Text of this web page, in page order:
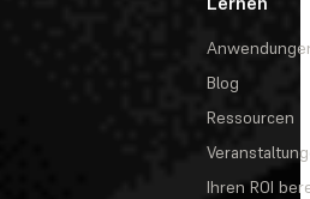
Blog
Ressourcen
Ihren ROI